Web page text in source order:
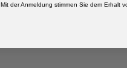
Mit der Anmeldung stimmen Sie dem Erhalt